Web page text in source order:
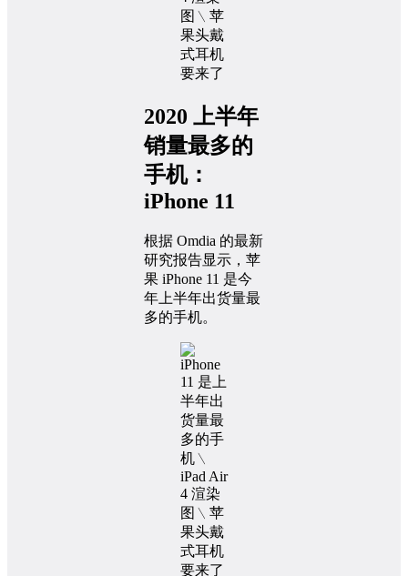
2020 上半年
销量最多的
手机：
iPhone 11
根据 Omdia 的最新
研究报告显示，苹
果 iPhone 11 是今
年上半年出货量最
多的手机。